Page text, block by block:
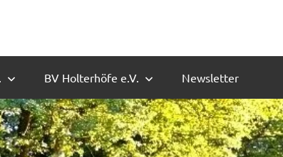
BV Holterhöfe e.V. Newsletter